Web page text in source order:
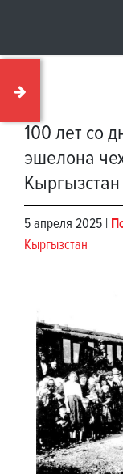
100 лет со
эшелона
Кыргызстан
5 апреля 2025 |
Кыргызстан